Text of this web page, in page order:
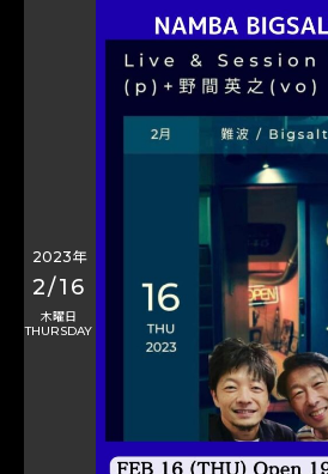
2023年
2/16
木曜日
THURSDAY